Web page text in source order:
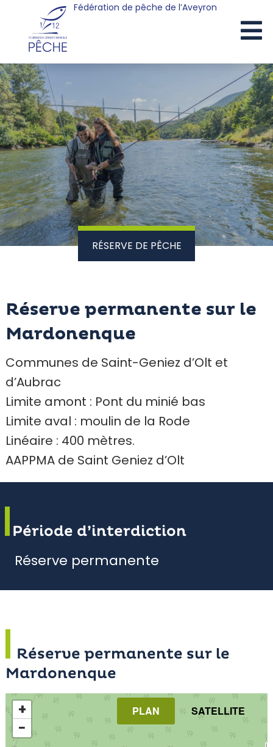
Fédération de pêche de l’Aveyron
RÉSERVE DE PÊCHE
Réserve permanente sur le
Mardonenque
Communes de Saint-Geniez d’Olt et
d’Aubrac
Limite amont : Pont du minié bas
Limite aval : moulin de la Rode
Linéaire : 400 mètres.
AAPPMA de Saint Geniez d’Olt
Période d’interdiction
Réserve permanente
Réserve permanente sur le
Mardonenque
+
−
PLAN SATELLITE
Cookies management panel